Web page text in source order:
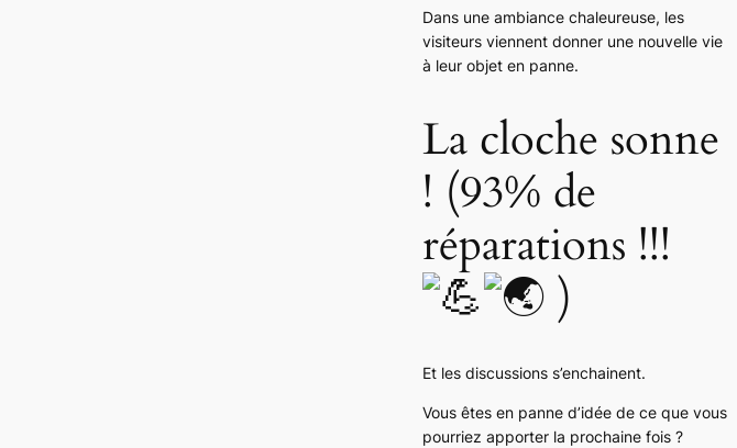
Dans une ambiance chaleureuse, les
visiteurs viennent donner une nouvelle vie
à leur objet en panne.
La cloche sonne
! (93% de
réparations !!!
)
Et les discussions s’enchainent.
Vous êtes en panne d’idée de ce que vous
pourriez apporter la prochaine fois ?